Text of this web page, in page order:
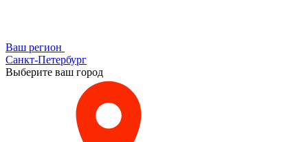
Ваш регион
Санкт-Петербург
Выберите ваш город